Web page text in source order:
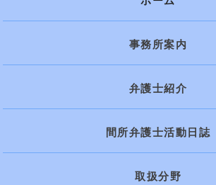
事務所案内
弁護士紹介
間所弁護士活動日誌
取扱分野